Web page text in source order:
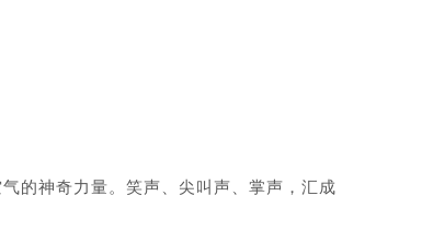
的神奇力量。笑声、尖叫声、掌声，汇成